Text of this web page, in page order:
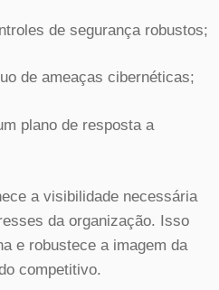
de segurança robustos;
de ameaças cibernéticas;
plano de resposta a
a visibilidade necessária
da organização. Isso
e robustece a imagem da
competitivo.